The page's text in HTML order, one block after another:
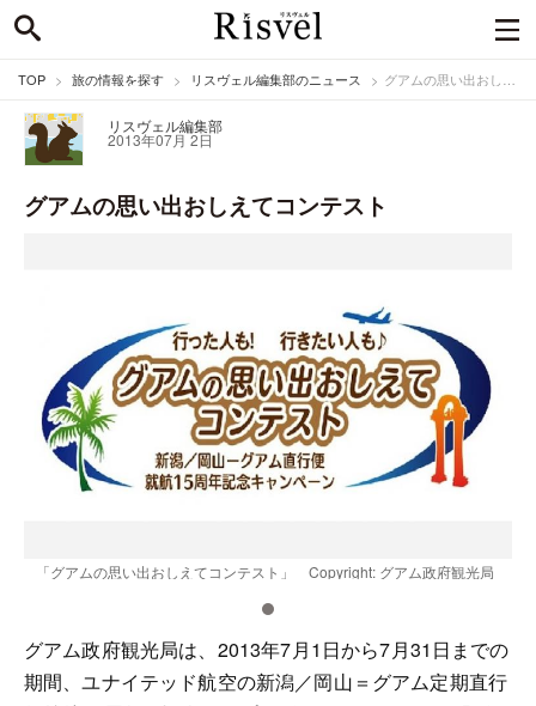
TOP 旅の情報を探す リスヴェル編集部のニュース グアムの思い出おしえてコンテスト
リスヴェル編集部
2013年07月 2日
グアムの思い出おしえてコンテスト
「グアムの思い出おしえてコンテスト」 Copyright: グアム政府観光局
グアム政府観光局は、2013年7月1日から7月31日までの
期間、ユナイテッド航空の新潟／岡山＝グアム定期直行